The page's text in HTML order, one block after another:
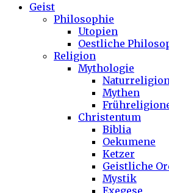
Geist
Philosophie
Utopien
Oestliche
Religion
Mythologie
Mythen
Christentum
Biblia
Oekumene
Ketzer
Geistliche
Mystik
Exegese